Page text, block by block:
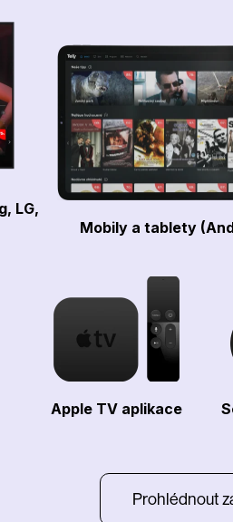
LG,
Mobily a tablety
Apple TV aplikace
Prohlédnout